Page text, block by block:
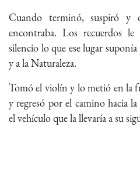
Cuando terminó, suspiró y
encontraba. Los recuerdos
silencio lo que ese lugar
y a la Naturaleza.
Tomó el violín y lo metió en la
y regresó por el camino hacia
el vehículo que la llevaría a su